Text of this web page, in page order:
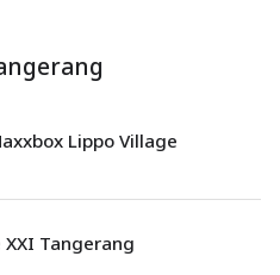
Lippo Village
XXI Tangerang